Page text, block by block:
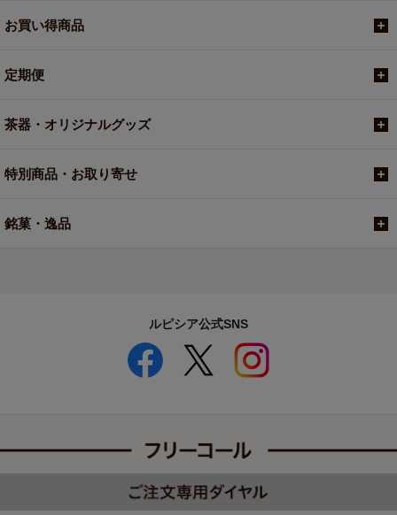
お買い得商品
定期便
茶器・オリジナルグッズ
特別商品・お取り寄せ
銘菓・逸品
ルピシア公式SNS